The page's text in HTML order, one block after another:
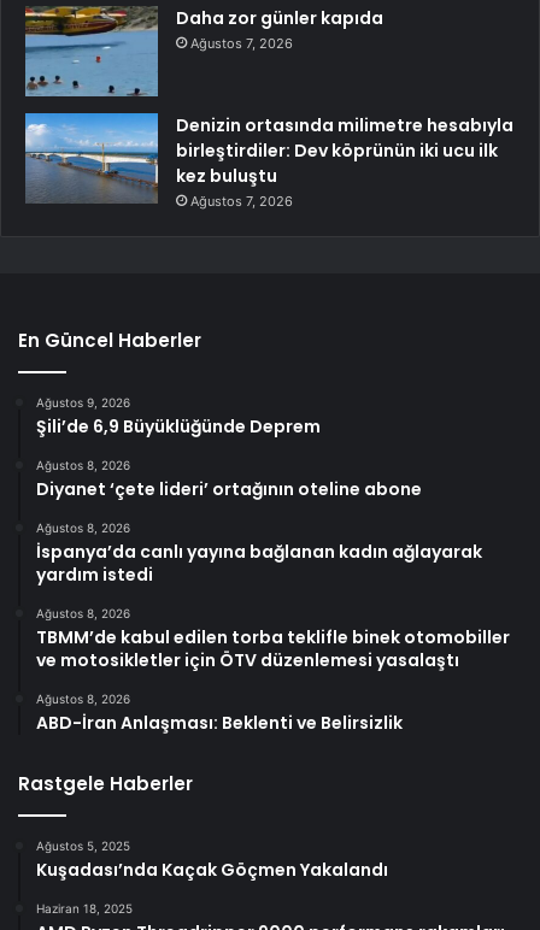
Daha zor günler kapıda
Ağustos 7, 2026
Denizin ortasında milimetre hesabıyla
birleştirdiler: Dev köprünün iki ucu ilk
kez buluştu
Ağustos 7, 2026
En Güncel Haberler
Ağustos 9, 2026
Şili’de 6,9 Büyüklüğünde Deprem
Ağustos 8, 2026
Diyanet ‘çete lideri’ ortağının oteline abone
Ağustos 8, 2026
İspanya’da canlı yayına bağlanan kadın ağlayarak
yardım istedi
Ağustos 8, 2026
TBMM’de kabul edilen torba teklifle binek otomobiller
ve motosikletler için ÖTV düzenlemesi yasalaştı
Ağustos 8, 2026
ABD-İran Anlaşması: Beklenti ve Belirsizlik
Rastgele Haberler
Ağustos 5, 2025
Kuşadası’nda Kaçak Göçmen Yakalandı
Haziran 18, 2025